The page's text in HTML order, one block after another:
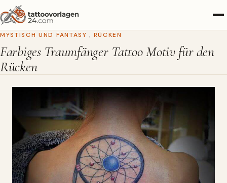
MYSTISCH UND FANTASY , RÜCKEN
Farbiges Traumfänger Tattoo Motiv für den
Rücken